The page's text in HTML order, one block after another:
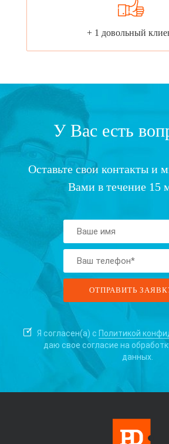
+ 1 довольный
У Вас есть
Оставьте свои контакты и
Вами в течение 15
Я согласен(а) с Политикой
даю свое согласие на
данных.